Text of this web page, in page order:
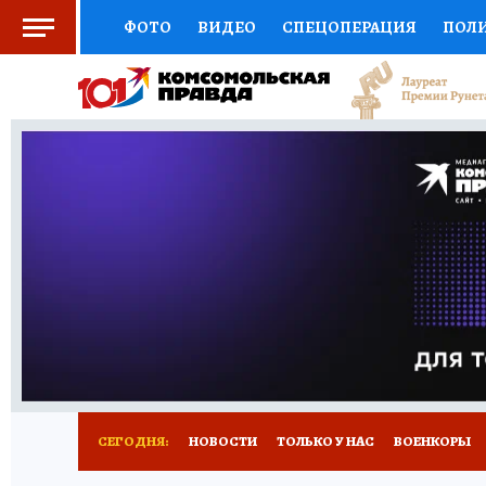
ФОТО ВИДЕО СПЕЦОПЕРАЦИЯ
СОЦПОДДЕРЖКА НАУКА СПОРТ
ВЫБОР ЭКСПЕРТОВ ДОКТОР
ПРОГНОЗЫ НА СПОРТ
НОВОЕ
СЕГОДНЯ: НОВОСТИ ТОЛЬКО У НАС ВОЕНКОРЫ